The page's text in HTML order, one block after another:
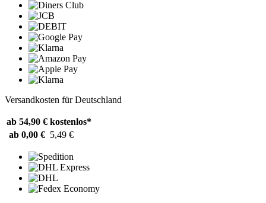
Versandkosten für Deutschland
ab 54,90 € kostenlos*
ab 0,00 € 5,49 €